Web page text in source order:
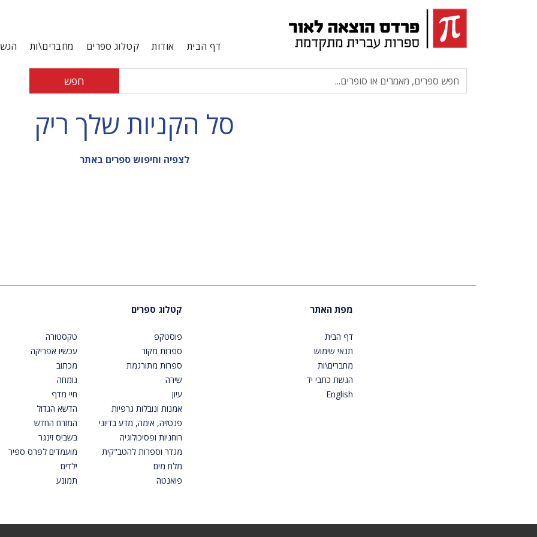
דף הבית אודות קטלוג ספרים מחברים\ות
חפש
סל הקניות שלך ריק
לצפיה וחיפוש ספרים באתר
מפת האתר
דף הבית
תנאי שימוש
מחברים\ות
הגשת כתבי יד
English
קטלוג ספרים
פוסטקפ
ספרות מקור
ספרות מתורגמת
שירה
עיון
אמנות ונובלות גרפיות
פנטזיה, אימה, מדע בדיוני
רוחניות ופסיכולוגיה
מגדר וספרות להטב"קית
מלח מים
פואנטה
טקסטורה
עכשיו אפריקה
מכתוב
גומחה
חיי מדף
הדשא הגדול
המזרח החדש
בשביס זינגר
מועמדים לפרס ספיר
ילדים
תמונע